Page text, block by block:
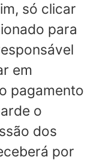
só clicar
para
em
pagamento
o
dos
por